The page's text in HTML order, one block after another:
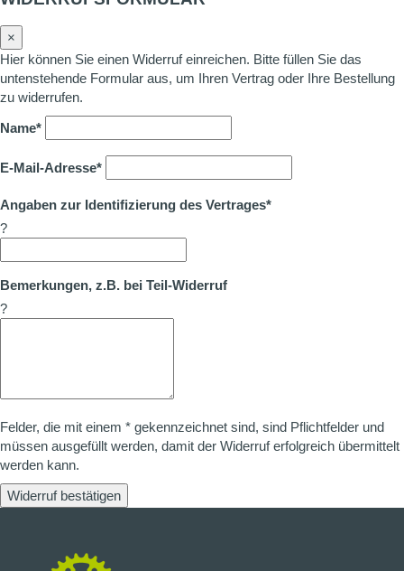
×
Hier können Sie einen Widerruf einreichen. Bitte füllen Sie das
untenstehende Formular aus, um Ihren Vertrag oder Ihre Bestellung
zu widerrufen.
Name*
E-Mail-Adresse*
Angaben zur Identifizierung des Vertrages*
?
Bemerkungen, z.B. bei Teil-Widerruf
?
Felder, die mit einem * gekennzeichnet sind, sind Pflichtfelder und
müssen ausgefüllt werden, damit der Widerruf erfolgreich übermittelt
werden kann.
Widerruf bestätigen